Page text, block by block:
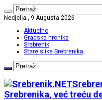
Nedjelja , 9 Augusta 2026
Aktuelno
Gradska hronika
Srebrenik
Stare slike Srebrenika
Srebrenika, već treću